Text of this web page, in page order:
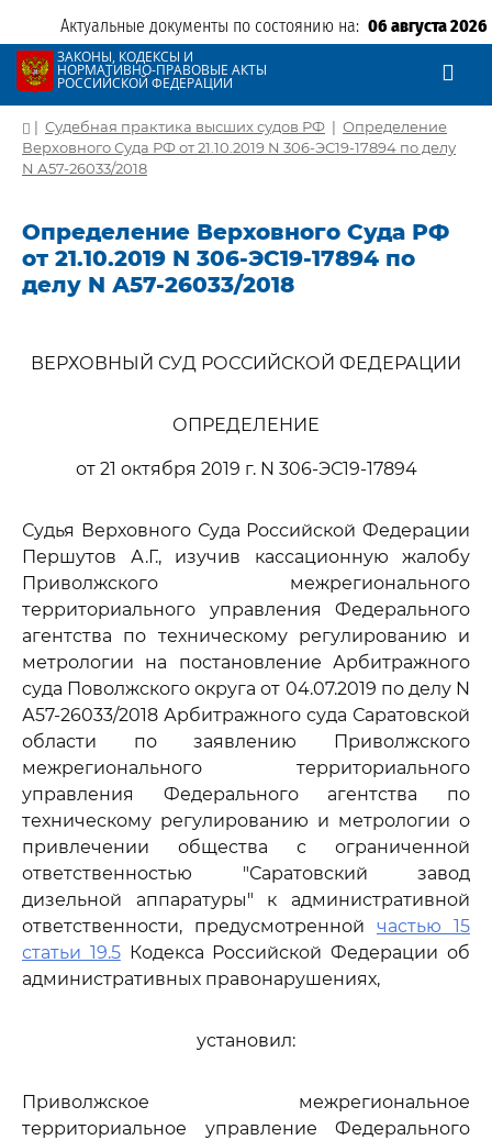
Актуальные документы по состоянию на: 06 августа 2026
ЗАКОНЫ, КОДЕКСЫ И
НОРМАТИВНО-ПРАВОВЫЕ АКТЫ
РОССИЙСКОЙ ФЕДЕРАЦИИ
| Судебная практика высших судов РФ | Определение
Верховного Суда РФ от 21.10.2019 N 306-ЭС19-17894 по делу
N А57-26033/2018
Определение Верховного Суда РФ
от 21.10.2019 N 306-ЭС19-17894 по
делу N А57-26033/2018
ВЕРХОВНЫЙ СУД РОССИЙСКОЙ ФЕДЕРАЦИИ
ОПРЕДЕЛЕНИЕ
от 21 октября 2019 г. N 306-ЭС19-17894
Судья Верховного Суда Российской Федерации
Першутов А.Г., изучив кассационную жалобу
Приволжского межрегионального
территориального управления Федерального
агентства по техническому регулированию и
метрологии на постановление Арбитражного
суда Поволжского округа от 04.07.2019 по делу N
А57-26033/2018 Арбитражного суда Саратовской
области по заявлению Приволжского
межрегионального территориального
управления Федерального агентства по
техническому регулированию и метрологии о
привлечении общества с ограниченной
ответственностью "Саратовский завод
дизельной аппаратуры" к административной
ответственности, предусмотренной частью 15
статьи 19.5Кодекса Российской Федерации об
административных правонарушениях,
установил:
Приволжское межрегиональное
территориальное управление Федерального